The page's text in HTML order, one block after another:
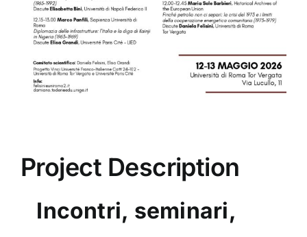
Project Description
Incontri, seminari,